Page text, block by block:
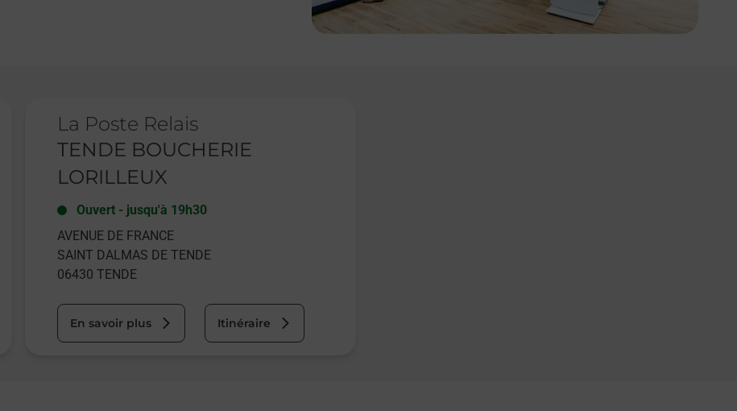
La Poste Relais
TENDE BOUCHERIE
LORILLEUX
Ouvert- jusqu'à 19h30
AVENUE DE FRANCE
SAINT DALMAS DE TENDE
06430 TENDE
En savoir plus Itinéraire